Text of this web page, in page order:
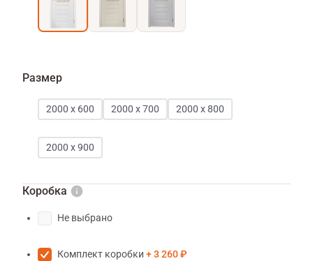
Размер
2000 х 600 2000 х 700 2000 х 800
2000 х 900
Коробка
Не выбрано
Комплект коробки 3 260 ₽